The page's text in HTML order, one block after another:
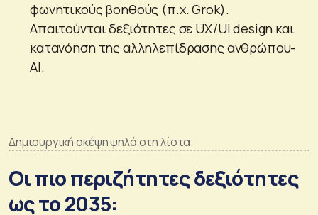
φωνητικούς βοηθούς (π.χ. Grok).
Απαιτούνται δεξιότητες σε UX/UI design και
κατανόηση της αλληλεπίδρασης ανθρώπου-
AI.
Δημιουργική σκέψη ψηλά στη λίστα
Οι πιο περιζήτητες δεξιότητες
ως το 2035: